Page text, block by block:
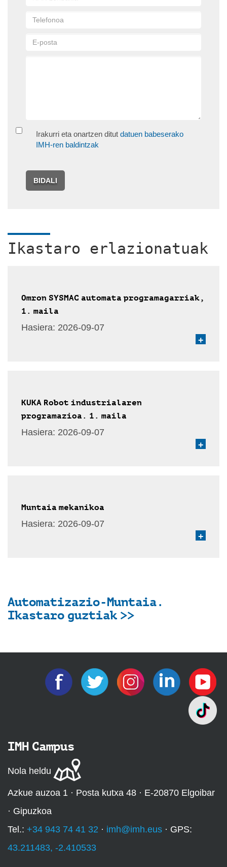
Irakurri eta onartzen ditut datuen babeserako
IMH-ren baldintzak
BIDALI
Ikastaro erlazionatuak
Omron SYSMAC automata programagarriak,
1. maila
Hasiera: 2026-09-07
+
KUKA Robot industrialaren
programazioa. 1. maila
Hasiera: 2026-09-07
+
Muntaia mekanikoa
Hasiera: 2026-09-07
+
Automatizazio-Muntaia.
Ikastaro guztiak >>
IMH Campus
Nola heldu
Azkue auzoa 1 · Posta kutxa 48 · E-20870 Elgoibar
· Gipuzkoa
Tel.: +34 943 74 41 32 · imh@imh.eus · GPS:
43.211483, -2.410533